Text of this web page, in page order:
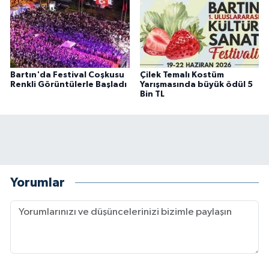
Bartın'da Festival Coşkusu
Renkli Görüntülerle Başladı
Çilek Temalı Kostüm
Yarışmasında büyük ödül 5
Bin TL
Yorumlar